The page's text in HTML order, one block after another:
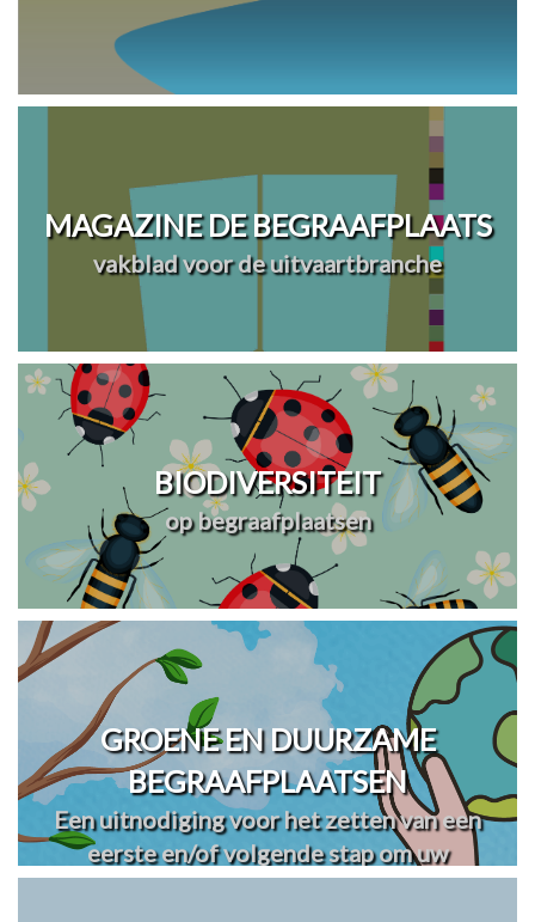
MAGAZINE DE BEGRAAFPLAATS
vakblad voor de uitvaartbranche
BIODIVERSITEIT
op begraafplaatsen
GROENE EN DUURZAME
BEGRAAFPLAATSEN
Een uitnodiging voor het zetten van een
eerste en/of volgende stap om uw
begraafplaats(en) te vergroenen en